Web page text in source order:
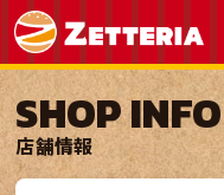
SHOP INFO
店舗情報